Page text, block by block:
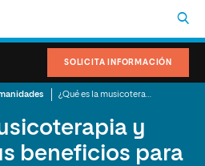
SOLICITA INFORMACIÓN
y
beneficios para